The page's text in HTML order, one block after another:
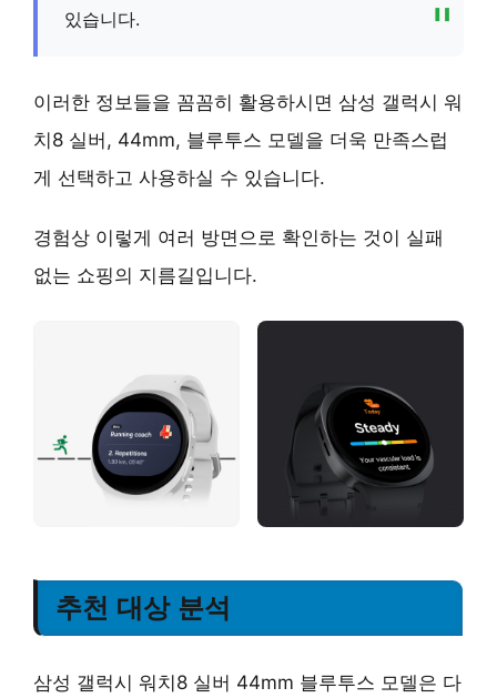
있습니다.
이러한 정보들을 꼼꼼히 활용하시면 삼성 갤럭시 워
치8 실버, 44mm, 블루투스 모델을 더욱 만족스럽
게 선택하고 사용하실 수 있습니다.
경험상 이렇게 여러 방면으로 확인하는 것이 실패
없는 쇼핑의 지름길입니다.
추천 대상 분석
삼성 갤럭시 워치8 실버 44mm 블루투스 모델은 다